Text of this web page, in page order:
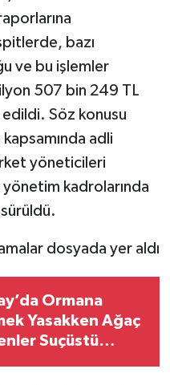
bazı
ve bu işlemler
507 bin 249 TL
edildi. Söz konusu
adli
yöneticileri
yönetim kadrolarında
dosyada yer aldı
Ormana
Yasakken Ağaç
Suçüstü